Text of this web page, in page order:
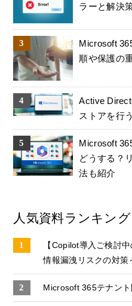
ラーと解決
Microsoft
順や保護の
Active
ストアを行
Microsoft
どうする？
法も紹介
人気資料ランキング
【Copilot導入ご検討
情報漏洩リスクの対策
Microsoft 365テナン